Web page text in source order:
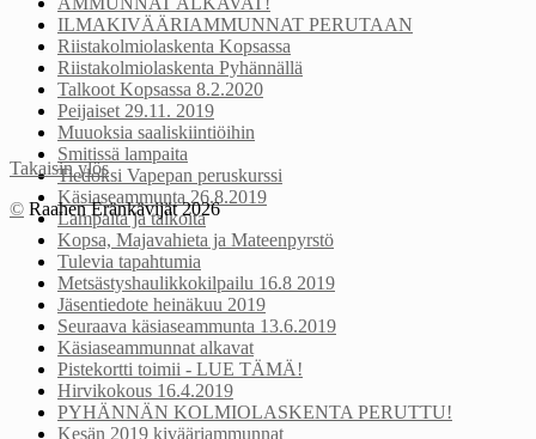
ILMAKIVÄÄRIAMMUNNAT PERUTAAN
Riistakolmiolaskenta Kopsassa
Riistakolmiolaskenta Pyhännällä
Talkoot Kopsassa 8.2.2020
Peijaiset 29.11. 2019
Muuoksia saaliskiintiöihin
Smitissä lampaita
Tiedoksi Vapepan peruskurssi
Käsiaseammunta 26.8.2019
Lampaita ja talkoita
Kopsa, Majavahieta ja Mateenpyrstö
Tulevia tapahtumia
Metsästyshaulikkokilpailu 16.8 2019
Jäsentiedote heinäkuu 2019
Seuraava käsiaseammunta 13.6.2019
Käsiaseammunnat alkavat
Pistekortti toimii - LUE TÄMÄ!
Hirvikokous 16.4.2019
PYHÄNNÄN KOLMIOLASKENTA PERUTTU!
Kesän 2019 kivääriammunnat
Takaisin ylös
© Raahen Eränkävijät 2026